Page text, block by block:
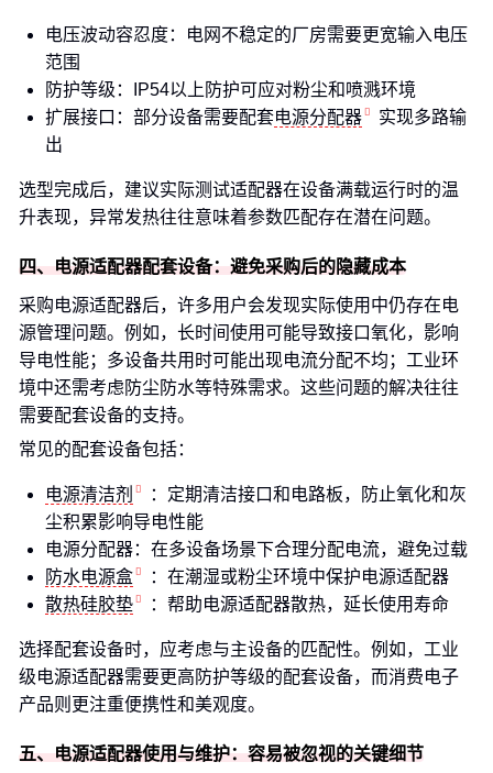
电压波动容忍度：电网不稳定的厂房需要更宽输入电压
范围
防护等级：IP54以上防护可应对粉尘和喷溅环境
扩展接口：部分设备需要配套电源分配器
实现多路输
出
选型完成后，建议实际测试适配器在设备满载运行时的温
升表现，异常发热往往意味着参数匹配存在潜在问题。
四、电源适配器配套设备：避免采购后的隐藏成本
采购电源适配器后，许多用户会发现实际使用中仍存在电
源管理问题。例如，长时间使用可能导致接口氧化，影响
导电性能；多设备共用时可能出现电流分配不均；工业环
境中还需考虑防尘防水等特殊需求。这些问题的解决往往
需要配套设备的支持。
常见的配套设备包括：
电源清洁剂
：定期清洁接口和电路板，防止氧化和灰
尘积累影响导电性能
电源分配器：在多设备场景下合理分配电流，避免过载
防水电源盒
：在潮湿或粉尘环境中保护电源适配器
散热硅胶垫
：帮助电源适配器散热，延长使用寿命
选择配套设备时，应考虑与主设备的匹配性。例如，工业
级电源适配器需要更高防护等级的配套设备，而消费电子
产品则更注重便携性和美观度。
五、电源适配器使用与维护：容易被忽视的关键细节